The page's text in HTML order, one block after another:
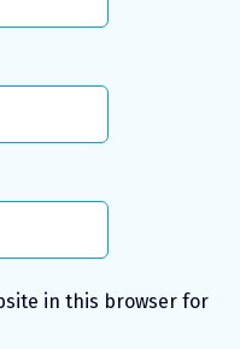
in this browser for